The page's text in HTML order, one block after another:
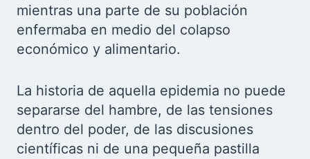
mientras una parte de su población
enfermaba en medio del colapso
económico y alimentario.
La historia de aquella epidemia no puede
separarse del hambre, de las tensiones
dentro del poder, de las discusiones
científicas ni de una pequeña pastilla